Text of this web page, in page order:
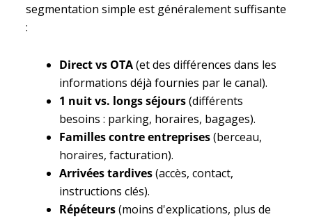
segmentation simple est généralement suffisante
:
Direct vs OTA(et des différences dans les
informations déjà fournies par le canal).
1 nuit vs. longs séjours(différents
besoins : parking, horaires, bagages).
Familles contre entreprises(berceau,
horaires, facturation).
Arrivées tardives(accès, contact,
instructions clés).
Répéteurs(moins d'explications, plus de